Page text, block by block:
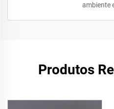
ambiente
Produtos